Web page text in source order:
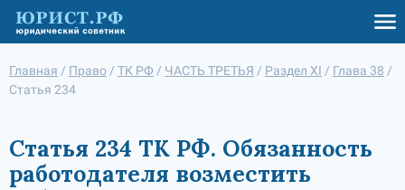
Главная / Право / ТК РФ / ЧАСТЬ ТРЕТЬЯ / Раздел XI / Глава 38 /
Статья 234
Статья 234 ТК РФ. Обязанность
работодателя возместить